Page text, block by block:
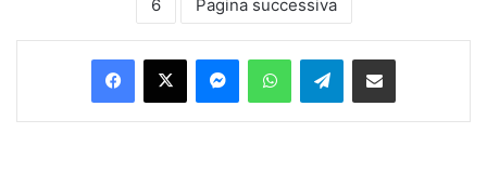
6 Pagina successiva
Facebook
X MessengerWhatsAppTelegramCondividi via Email